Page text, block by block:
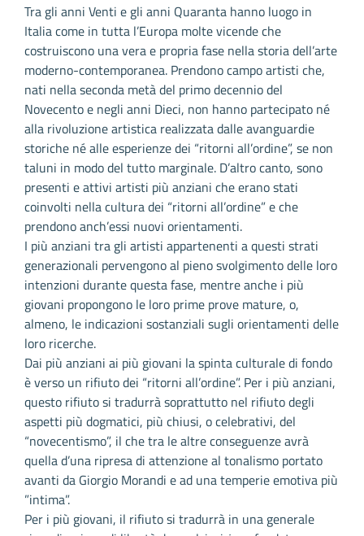
Tra gli anni Venti e gli anni Quaranta hanno luogo in
Italia come in tutta l’Europa molte vicende che
costruiscono una vera e propria fase nella storia dell’arte
moderno-contemporanea. Prendono campo artisti che,
nati nella seconda metà del primo decennio del
Novecento e negli anni Dieci, non hanno partecipato né
alla rivoluzione artistica realizzata dalle avanguardie
storiche né alle esperienze dei “ritorni all’ordine”, se non
taluni in modo del tutto marginale. D’altro canto, sono
presenti e attivi artisti più anziani che erano stati
coinvolti nella cultura dei “ritorni all’ordine” e che
prendono anch’essi nuovi orientamenti.
I più anziani tra gli artisti appartenenti a questi strati
generazionali pervengono al pieno svolgimento delle loro
intenzioni durante questa fase, mentre anche i più
giovani propongono le loro prime prove mature, o,
almeno, le indicazioni sostanziali sugli orientamenti delle
loro ricerche.
Dai più anziani ai più giovani la spinta culturale di fondo
è verso un rifiuto dei “ritorni all’ordine”. Per i più anziani,
questo rifiuto si tradurrà soprattutto nel rifiuto degli
aspetti più dogmatici, più chiusi, o celebrativi, del
“novecentismo”, il che tra le altre conseguenze avrà
quella d’una ripresa di attenzione al tonalismo portato
avanti da Giorgio Morandi e ad una temperie emotiva più
”intima”.
Per i più giovani, il rifiuto si tradurrà in una generale